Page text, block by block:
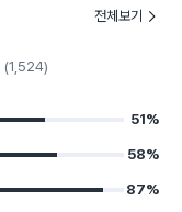
전체보기
(1,524)
51%
58%
87%